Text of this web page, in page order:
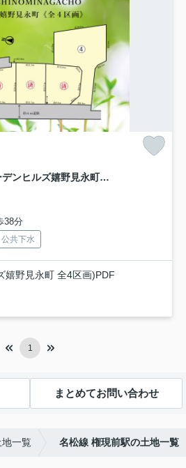
松阪市嬉野見永町《ガーデンヒルズ嬉野見永町 全4区画》
38分
公共下水
嬉野見永町 全4区画)PDF
1
まとめてお問い合わせ
一覧 名松線 権現前駅の土地一覧